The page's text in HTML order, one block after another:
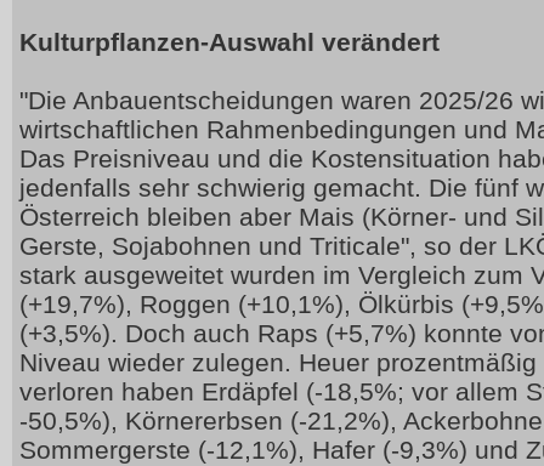
Kulturpflanzen-Auswahl verändert
"Die Anbauentscheidungen waren 2025/26
wirtschaftlichen Rahmenbedingungen und
Das Preisniveau und die Kostensituation
jedenfalls sehr schwierig gemacht. Die fünf
Österreich bleiben aber Mais (Körner- und
Gerste, Sojabohnen und Triticale", so der
stark ausgeweitet wurden im Vergleich zum
(+19,7%), Roggen (+10,1%), Ölkürbis
(+3,5%). Doch auch Raps (+5,7%) konnte
Niveau wieder zulegen. Heuer
verloren haben Erdäpfel (-18,5%; vor allem
-50,5%), Körnererbsen (-21,2%),
Sommergerste (-12,1%), Hafer (-9,3%) und